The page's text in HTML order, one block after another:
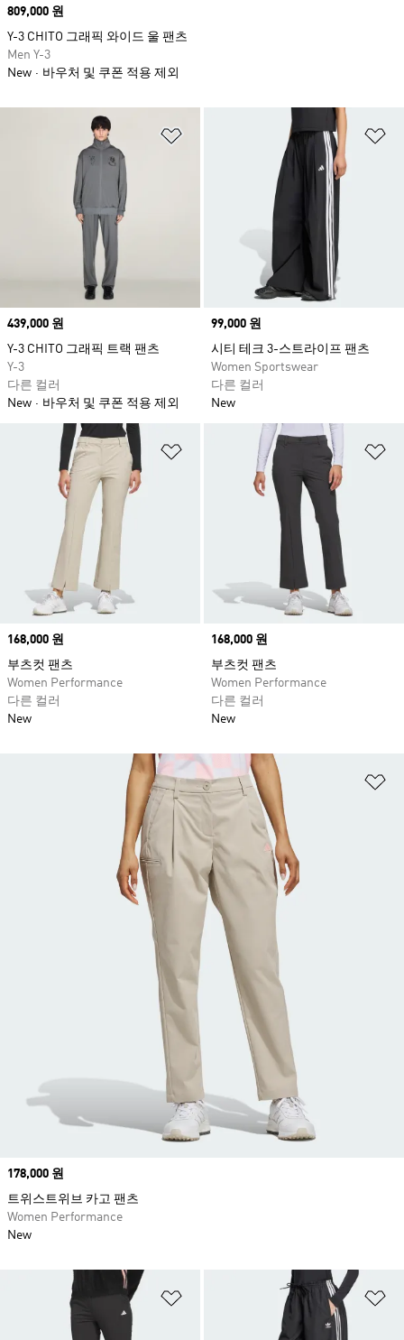
위시리스트 담기
Price
439,000 원
Y-3 CHITO 그래픽 트랙 팬츠
Y-3
다른 컬러
New
바우처 및 쿠폰 적용 제외
Price
99,000 원
시티 테크 3-스트라이프 팬츠
Women Sportswear
다른 컬러
New
위시리스트 담기
Price
168,000 원
부츠컷 팬츠
Women Performance
다른 컬러
New
Price
168,000 원
부츠컷 팬츠
Women Performance
다른 컬러
New
위시리스트 담기
Price
809,000 원
Y-3 CHITO 그래픽 와이드 울 팬츠
Men Y-3
New
바우처 및 쿠폰 적용 제외
Price
178,000 원
트위스트위브 카고 팬츠
Women Performance
New